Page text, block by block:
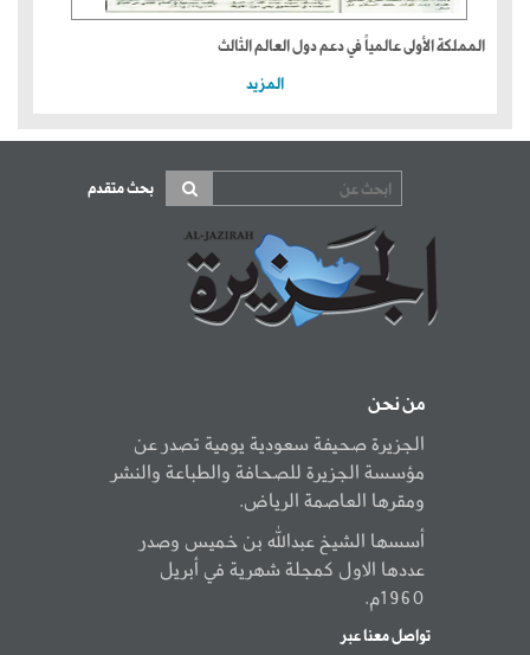
المملكة الأولى عالمياً في دعم دول العالم الثالث
المزيد
بحث متقدم
من نحن
الجزيرة صحيفة سعودية يومية تصدر عن
مؤسسة الجزيرة للصحافة والطباعة والنشر
ومقرها العاصمة الرياض.
أسسها الشيخ عبدالله بن خميس وصدر
عددها الاول كمجلة شهرية في أبريل
1960م.
تواصل معنا عبر